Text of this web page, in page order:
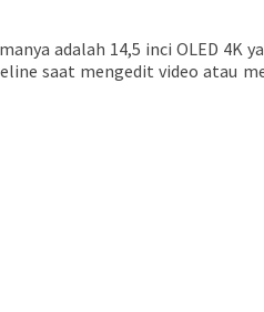
adalah 14,5 inci OLED 4K
saat mengedit video atau